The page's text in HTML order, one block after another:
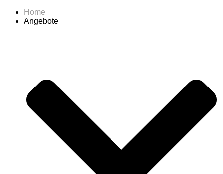
Home
Angebote